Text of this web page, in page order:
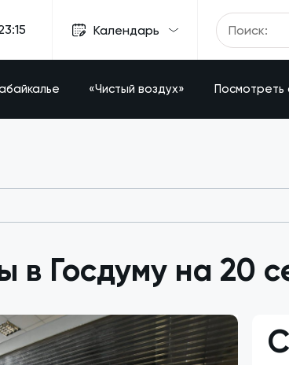
Календарь
«Чистый воздух» Посмотреть
Госдуму на 20